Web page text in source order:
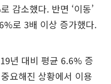
감소했다. 반면 ‘이동’
로 3배 이상 증가했다.
년 대비 평균 6.6% 증
요해진 상황에서 이용